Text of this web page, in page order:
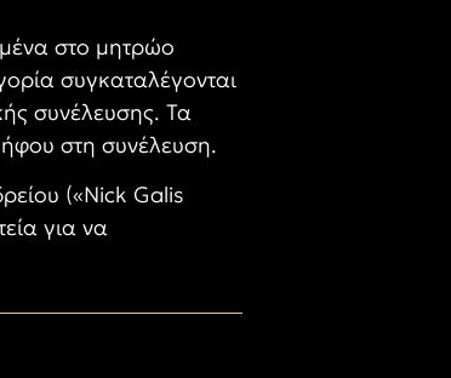
στο μητρώο
συγκαταλέγονται
συνέλευσης. Τα
στη συνέλευση.
(«Nick Galis
για να